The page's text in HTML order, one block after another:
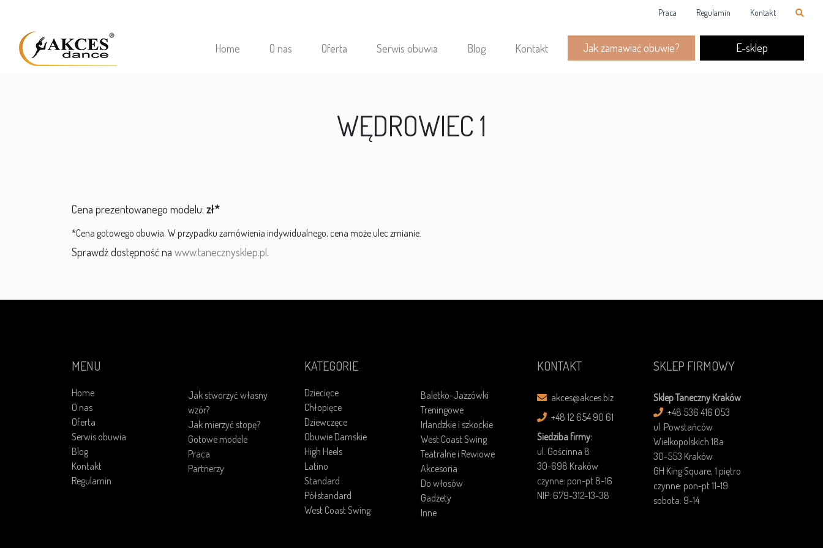
Praca Regulamin Kontakt
Home O nas Oferta Serwis obuwia Blog Kontakt Jak zamawiać obuwie? E-sklep
WĘDROWIEC 1
Cena prezentowanego modelu: zł*
*Cena gotowego obuwia. W przypadku zamówienia indywidualnego, cena może ulec zmianie.
Sprawdź dostępność na www.tanecznysklep.pl.
MENU
Home
O nas
Oferta
Serwis obuwia
Blog
Kontakt
Regulamin
Jak stworzyć własny
wzór?
Jak mierzyć stopę?
Gotowe modele
Praca
Partnerzy
KATEGORIE
Dziecięce
Chłopięce
Dziewczęce
Obuwie Damskie
High Heels
Latino
Standard
Półstandard
West Coast Swing
Baletko-Jazzówki
Treningowe
Irlandzkie i szkockie
West Coast Swing
Teatralne i Rewiowe
Akcesoria
Do włosów
Gadżety
Inne
KONTAKT
akces@akces.biz
+48 12 654 90 61
Siedziba firmy:
ul. Gościnna 8
30-698 Kraków
czynne: pon-pt 8-16
NIP: 679-312-13-38
SKLEP FIRMOWY
Sklep Taneczny Kraków
+48 536 416 053
ul. Powstańców
Wielkopolskich 18a
30-553 Kraków
GH King Square, 1 piętro
czynne: pon-pt 11-19
sobota: 9-14